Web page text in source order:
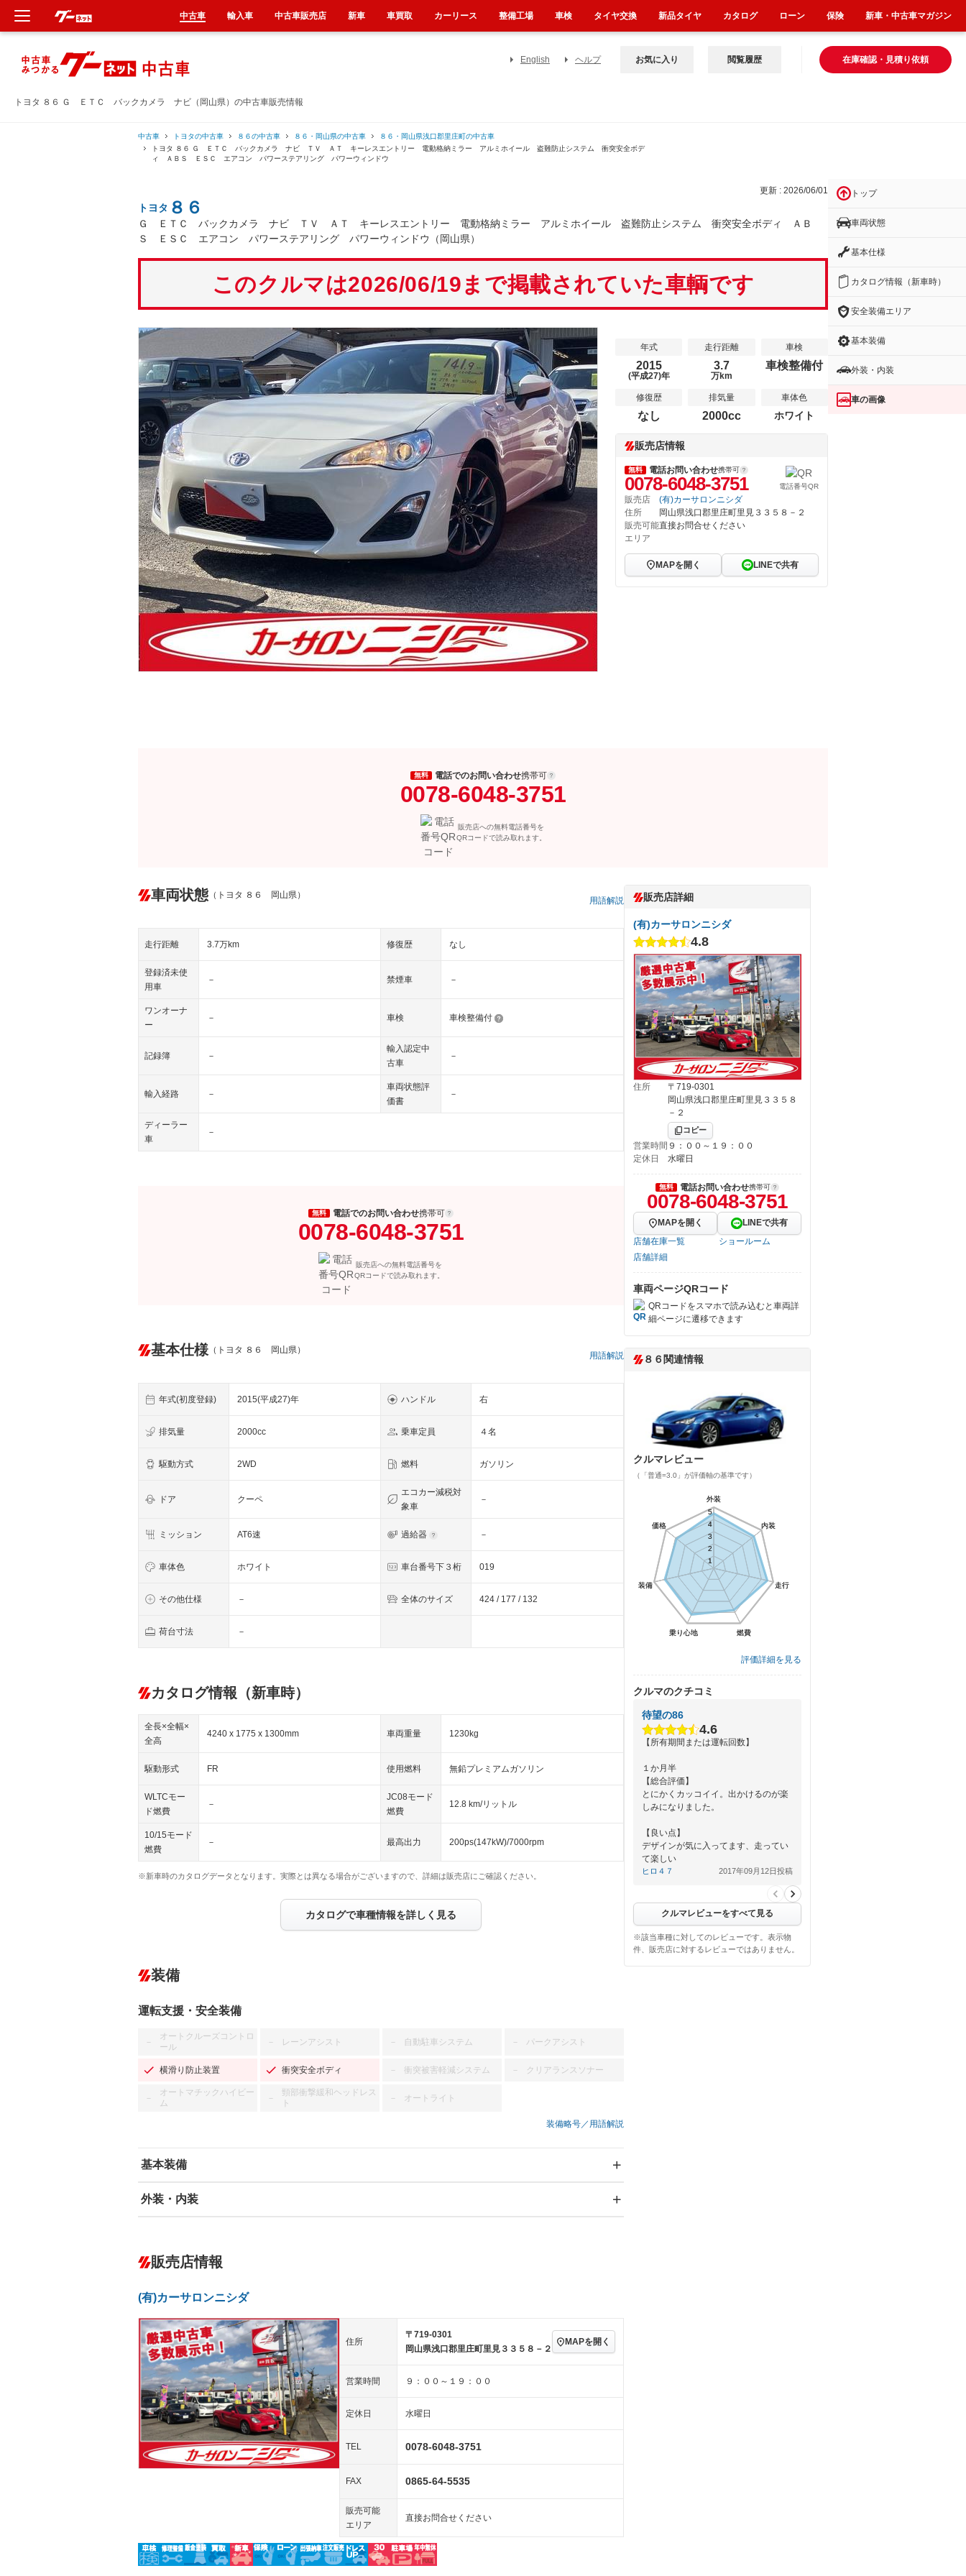
トヨタ ８６ Ｇ ＥＴＣ バックカメラ ナビ（岡山県）の中古車販売情報
English ヘルプ 在庫確認・見積り依頼
お気に入り 閲覧履歴
中古車 トヨタの中古車 ８６の中古車 ８６・岡山県の中古車
８６・岡山県浅口郡里庄町の中古車
トヨタ ８６ Ｇ ＥＴＣ バックカメラ ナビ ＴＶ ＡＴ キーレスエントリー 電動格納ミラー アルミホイール 盗難防止システム 衝突安全ボデ
ィ ＡＢＳ ＥＳＣ エアコン パワーステアリング パワーウィンドウ
更新 : 2026/06/01
トヨタ ８６
Ｇ ＥＴＣ バックカメラ ナビ ＴＶ ＡＴ キーレスエントリー 電動格納ミラー アルミホイール 盗難防止システム 衝突安全ボディ ＡＢ
Ｓ ＥＳＣ エアコン パワーステアリング パワーウィンドウ（岡山県）
このクルマは2026/06/19まで掲載されていた車輌です
年式
2015
(平成27)年
走行距離
3.7
万km
車検
車検整備付
修復歴
なし
排気量
2000cc
車体色
ホワイト
販売店情報
無料 電話お問い合わせ携帯可
0078-6048-3751 電話番号QR
販売店
(有)カーサロンニシダ
住所
岡山県浅口郡里庄町里見３３５８－２
販売可能
エリア
直接お問合せください
MAPを開く LINEで共有
無料 電話でのお問い合わせ携帯可
0078-6048-3751
販売店への無料電話番号を
QRコードで読み取れます。
車両状態 （トヨタ ８６ 岡山県）
用語解説
走行距離 3.7万km 修復歴 なし
登録済未使
用車
－ 禁煙車 －
ワンオーナ
ー
－ 車検 車検整備付
記録簿 －
輸入認定中
古車
－
輸入経路 －
車両状態評
価書
－
ディーラー
車
－
無料 電話でのお問い合わせ携帯可
0078-6048-3751
販売店への無料電話番号を
QRコードで読み取れます。
基本仕様 （トヨタ ８６ 岡山県）
用語解説
年式(初度登録) 2015(平成27)年 ハンドル 右
排気量 2000cc 乗車定員 ４名
駆動方式 2WD 燃料 ガソリン
ドア クーペ
エコカー減税対
象車
－
ミッション AT6速 過給器 －
車体色 ホワイト 車台番号下３桁 019
その他仕様 － 全体のサイズ 424 / 177 / 132
荷台寸法 －
カタログ情報（新車時）
全長×全幅×
全高
4240 x 1775 x 1300mm 車両重量 1230kg
駆動形式 FR 使用燃料 無鉛プレミアムガソリン
WLTCモー
ド燃費
－
JC08モード
燃費
12.8 km/リットル
10/15モード
燃費
－ 最高出力 200ps(147kW)/7000rpm
※新車時のカタログデータとなります。実際とは異なる場合がございますので、詳細は販売店にご確認ください。
カタログで車種情報を詳しく見る
装備
運転支援・安全装備
－
オートクルーズコントロ
ール
－ レーンアシスト － 自動駐車システム － パークアシスト
横滑り防止装置 衝突安全ボディ － 衝突被害軽減システム － クリアランスソナー
－
オートマチックハイビー
ム
－
頸部衝撃緩和ヘッドレス
ト
－ オートライト
装備略号／用語解説
基本装備
エアバッグ：運転席/助手席/サイド
－ ダウンヒルアシストコントロール
－ Bluetooth接続
－ レンタカーアップ － 展示・試乗車 電動格納ミラー
外装・内装
－ オーディオ
－
ヘッドライトウォッシャ
ー
－ LEDヘッドランプ － HID(キセノンライト)
ETC － エアロ スマートキー － ローダウン
－ ランフラットタイヤ － パワーシート
－ フルフラットシート － チップアップシート
－ シートヒーター － ウォークスルー
－ フロントカメラ － シートエアコン 全周囲カメラ
エアサスペンション
販売店情報
(有)カーサロンニシダ
住所
〒719-0301
岡山県浅口郡里庄町里見３３５８－２
MAPを開く
営業時間 ９：００～１９：００
定休日 水曜日
TEL 0078-6048-3751
FAX 0865-64-5535
販売可能
エリア
直接お問合せください
販売店詳細
(有)カーサロンニシダ
4.8
住所
〒719-0301
岡山県浅口郡里庄町里見３３５８
－２
コピー
営業時間 ９：００～１９：００
定休日
水曜日
無料 電話お問い合わせ携帯可
0078-6048-3751
MAPを開く
LINEで共有
店舗在庫一覧
ショールーム
店舗詳細
車両ページQRコード
QRコードをスマホで読み込むと車両詳
細ページに遷移できます
８６関連情報
クルマレビュー
（「普通=3.0」が評価軸の基準です）
外装
内装
走行
燃費
乗り心地
装備
価格
1
2
3
4
5
外装
内装
走行
燃費
乗り心地
装備
価格
1
2
3
4
5
評価詳細を見る
クルマのクチコミ
待望の86
4.6
【所有期間または運転回数】
１か月半
【総合評価】
とにかくカッコイイ。出かけるのが楽
しみになりました。
【良い点】
デザインが気に入ってます、走ってい
て楽しい
車高が低いので、雪国なのでこれから
が大…
ヒロ４７ 2017年09月12日投稿
クルマレビューをすべて見る
※該当車種に対してのレビューです。表示物
件、販売店に対するレビューではありません。
トップ
車両状態
基本仕様
カタログ情報（新車時）
安全装備エリア
基本装備
外装・内装
車の画像
中古車 輸入車 中古車販売店 新車 車買取 カーリース 整備工場 車検 タイヤ交換 新品タイヤ カタログ ローン 保険 新車・中古車マガジン
新車
中古車